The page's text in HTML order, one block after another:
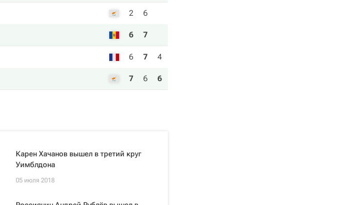
2 6
6 7
6 7 4
7 6 6
Карен Хачанов вышел в третий круг
Уимблдона
05 июля 2018